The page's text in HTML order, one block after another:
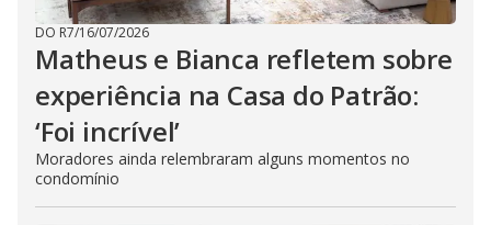
DO R7/16/07/2026
Matheus e Bianca refletem sobre
experiência na Casa do Patrão:
‘Foi incrível’
Moradores ainda relembraram alguns momentos no
condomínio